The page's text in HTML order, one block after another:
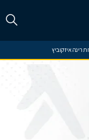
רינה איזקוביץ